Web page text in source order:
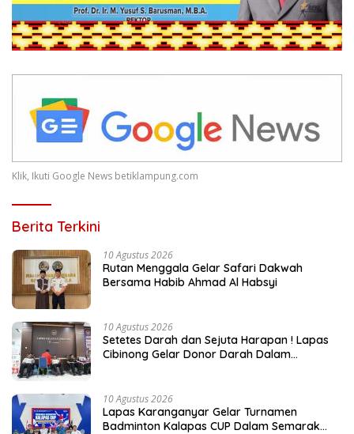
Klik, Ikuti Google News betiklampung.com
Berita Terkini
10 Agustus 2026
Rutan Menggala Gelar Safari Dakwah
Bersama Habib Ahmad Al Habsyi
10 Agustus 2026
Setetes Darah dan Sejuta Harapan ! Lapas
Cibinong Gelar Donor Darah Dalam
10 Agustus 2026
Lapas Karanganyar Gelar Turnamen
Badminton Kalapas CUP Dalam Semarak